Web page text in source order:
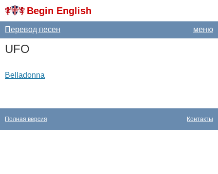
Begin English
меню
Перевод песен
UFO
Belladonna
Контакты
Полная версия